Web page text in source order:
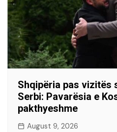
Shqipëria pas vizitës
Serbi: Pavarësia e
pakthyeshme
August 9, 2026